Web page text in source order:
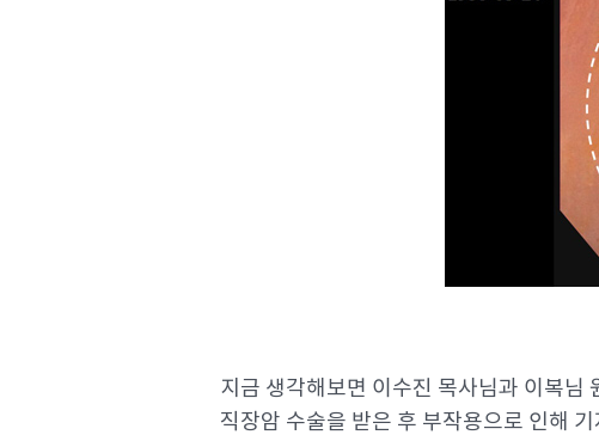
지금 생각해보면 이수진 목사님과 이복님
직장암 수술을 받은 후 부작용으로 인해